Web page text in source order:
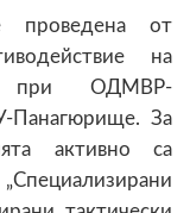
проведена от
на
при ОДМВР-
Панагюрище. За
активно са